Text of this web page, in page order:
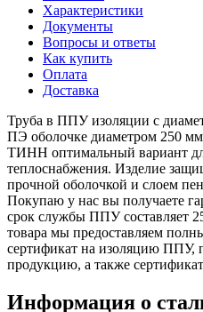
Характеристики
Документы
Вопросы и ответы
Как купить
Оплата
Доставка
Труба в ППУ изоляции с
ПЭ оболочке диаметром 250
ТИНН оптимальный вариант
теплоснабжения. Изделие
прочной оболочкой и слоем
Покупаю у нас вы получаете
срок службы ППУ составляет
товара мы предоставляем
сертификат на изоляцию ППУ,
продукцию, а также
Информация о